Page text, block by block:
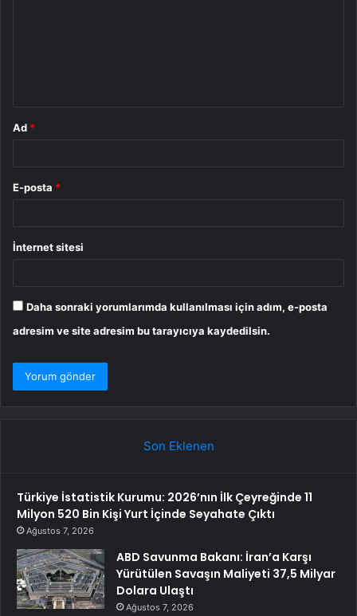
Ad *
E-posta *
İnternet sitesi
Daha sonraki yorumlarımda kullanılması için adım, e-posta
adresim ve site adresim bu tarayıcıya kaydedilsin.
Son Eklenen
Türkiye İstatistik Kurumu: 2026’nın İlk Çeyreğinde 11
Milyon 520 Bin Kişi Yurt İçinde Seyahate Çıktı
Ağustos 7, 2026
ABD Savunma Bakanı: İran’a Karşı
Yürütülen Savaşın Maliyeti 37,5 Milyar
Dolara Ulaştı
Ağustos 7, 2026